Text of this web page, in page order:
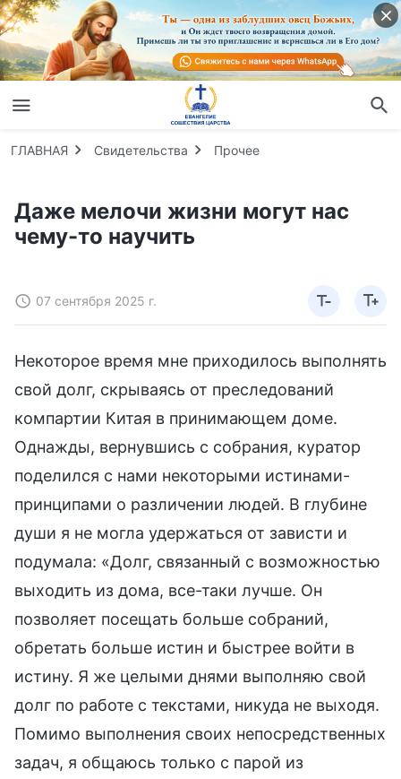
ГЛАВНАЯ Свидетельства Прочее
Даже мелочи жизни могут нас
чему-то научить
07 сентября 2025 г.
Некоторое время мне приходилось выполнять
свой долг, скрываясь от преследований
компартии Китая в принимающем доме.
Однажды, вернувшись с собрания, куратор
поделился с нами некоторыми истинами-
принципами о различении людей. В глубине
души я не могла удержаться от зависти и
подумала: «Долг, связанный с возможностью
выходить из дома, все-таки лучше. Он
позволяет посещать больше собраний,
обретать больше истин и быстрее войти в
истину. Я же целыми днями выполняю свой
долг по работе с текстами, никуда не выходя.
Помимо выполнения своих непосредственных
задач, я общаюсь только с парой из